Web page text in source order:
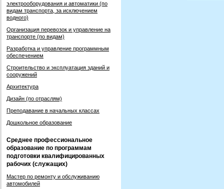
электрооборудования и автоматики (по
видам транспорта, за исключением
водного)
Организация перевозок и управление на
транспорте (по видам)
Разработка и управление программным
обеспечением
Строительство и эксплуатация зданий и
сооружений
Архитектура
Дизайн (по отраслям)
Преподавание в начальных классах
Дошкольное образование
Среднее профессиональное
образование по программам
подготовки квалифицированных
рабочих (служащих)
Мастер по ремонту и обслуживанию
автомобилей